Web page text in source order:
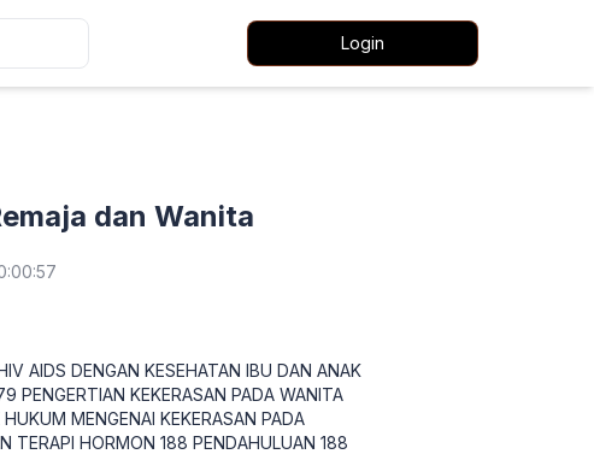
Login
dan Wanita
AIDS DENGAN KESEHATAN IBU DAN ANAK
PENGERTIAN KEKERASAN PADA WANITA
MENGENAI KEKERASAN PADA
TERAPI HORMON 188 PENDAHULUAN 188